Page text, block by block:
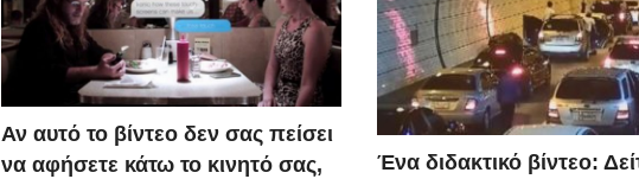
Αν αυτό το βίντεο δεν σας πείσει
να αφήσετε κάτω το κινητό σας,
Ένα διδακτικό βίντεο: